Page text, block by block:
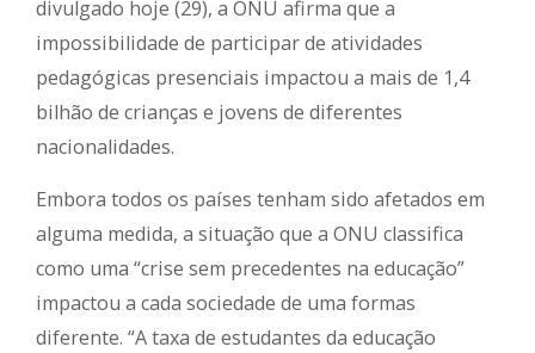
divulgado hoje (29), a ONU afirma que a
impossibilidade de participar de atividades
pedagógicas presenciais impactou a mais de 1,4
bilhão de crianças e jovens de diferentes
nacionalidades.
Embora todos os países tenham sido afetados em
alguma medida, a situação que a ONU classifica
como uma “crise sem precedentes na educação”
impactou a cada sociedade de uma formas
diferente. “A taxa de estudantes da educação